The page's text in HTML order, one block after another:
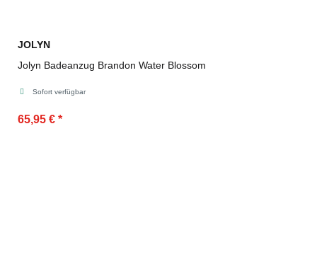
JOLYN
Jolyn Badeanzug Brandon Water Blossom
Sofort verfügbar
65,95 € *